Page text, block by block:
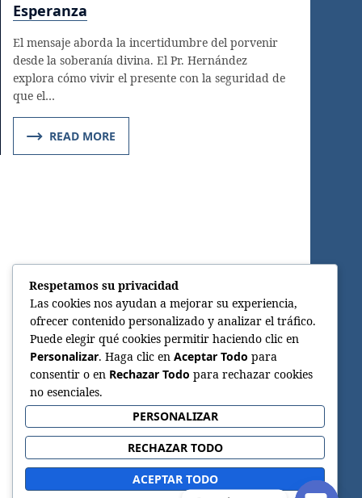
Esperanza
El mensaje aborda la incertidumbre del porvenir
desde la soberanía divina. El Pr. Hernández
explora cómo vivir el presente con la seguridad de
que el…
READ MORE
Respetamos su privacidad
Las cookies nos ayudan a mejorar su experiencia,
ofrecer contenido personalizado y analizar el tráfico.
Puede elegir qué cookies permitir haciendo clic en
Personalizar. Haga clic en Aceptar Todo para
consentir o en Rechazar Todo para rechazar cookies
no esenciales.
PERSONALIZAR
RECHAZAR TODO
ACEPTAR TODO